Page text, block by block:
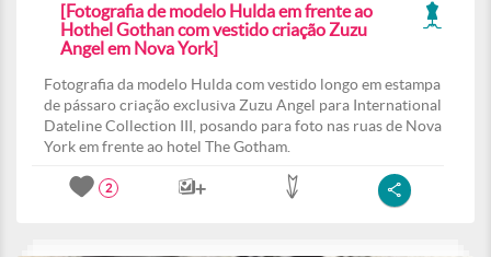
[Fotografia de modelo Hulda em frente ao
Hothel Gothan com vestido criação Zuzu
Angel em Nova York]
Fotografia da modelo Hulda com vestido longo em estampa
de pássaro criação exclusiva Zuzu Angel para International
Dateline Collection III, posando para foto nas ruas de Nova
York em frente ao hotel The Gotham.
2